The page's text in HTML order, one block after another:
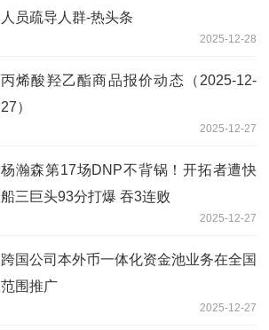
人员疏导人群-热头条
2025-12-28
丙烯酸羟乙酯商品报价动态（2025-12-
27）
2025-12-27
杨瀚森第17场DNP不背锅！开拓者遭快
船三巨头93分打爆 吞3连败
2025-12-27
跨国公司本外币一体化资金池业务在全国
范围推广
2025-12-27